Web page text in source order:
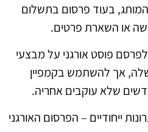
המותג, בעוד פרסום בתשלום
או השארת פרטים.
פוסט אורגני על מבצעי
אך להשתמש בקמפיין
שלא עוקבים אחריה.
ייחודיים – הפרסום האורגני